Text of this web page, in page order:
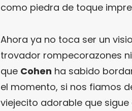
como piedra de toque
Ahora ya no toca ser un
trovador rompecorazones
que Cohen ha sabido
el momento, si nos fiamos
viejecito adorable que